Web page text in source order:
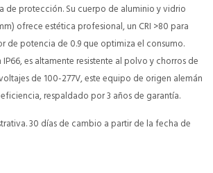
de protección. Su cuerpo de aluminio y vidrio
ofrece estética profesional, un CRI >80 para
de potencia de 0.9 que optimiza el consumo.
es altamente resistente al polvo y chorros de
de 100-277V, este equipo de origen alemán
respaldado por 3 años de garantía.
30 días de cambio a partir de la fecha de